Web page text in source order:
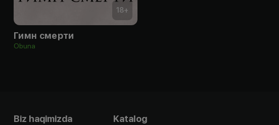
18+
Гимн смерти
Obuna
Biz haqimizda Katalog